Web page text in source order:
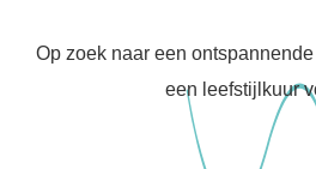
Op zoek naar een
een leefstijlkuur